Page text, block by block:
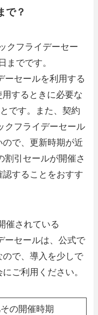
で？
クフライデーセー
までです。
ーセールを利用する
するときに必要な
です。また、契約
クフライデーセール
で、更新時期が近
割引セールが開催さ
することをおすす
催されている
ーセールは、公式で
ので、導入を少しで
ご利用ください。
の開催時期